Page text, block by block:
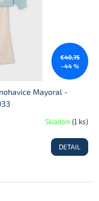
€40,75
–44 %
Mayoral -
Skladom(1 ks)
DETAIL